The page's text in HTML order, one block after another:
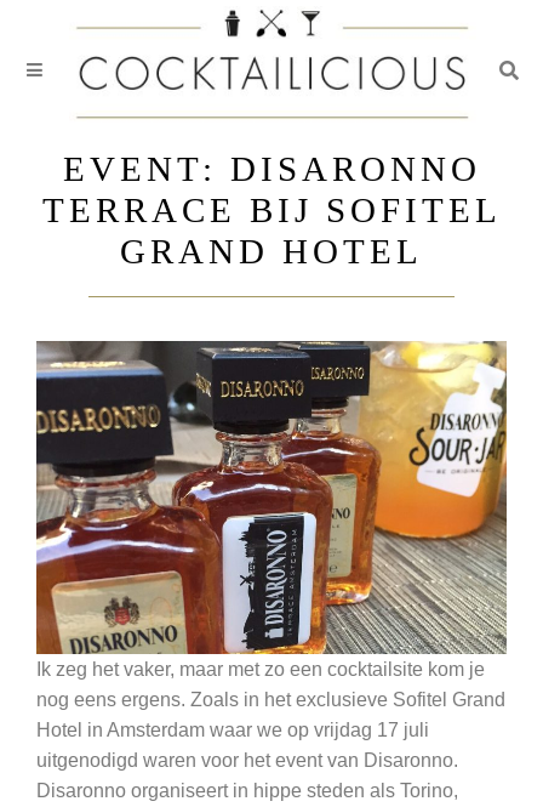
EVENT: DISARONNO
TERRACE BIJ SOFITEL
GRAND HOTEL
Ik zeg het vaker, maar met zo een cocktailsite kom je
nog eens ergens. Zoals in het exclusieve Sofitel Grand
Hotel in Amsterdam waar we op vrijdag 17 juli
uitgenodigd waren voor het event van Disaronno.
Disaronno organiseert in hippe steden als Torino,